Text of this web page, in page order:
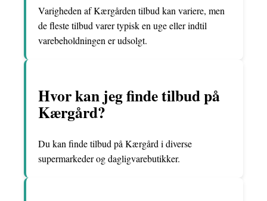
Varigheden af Kærgården tilbud kan variere, men
de fleste tilbud varer typisk en uge eller indtil
varebeholdningen er udsolgt.
Hvor kan jeg finde tilbud på
Kærgård?
Du kan finde tilbud på Kærgård i diverse
supermarkeder og dagligvarebutikker.